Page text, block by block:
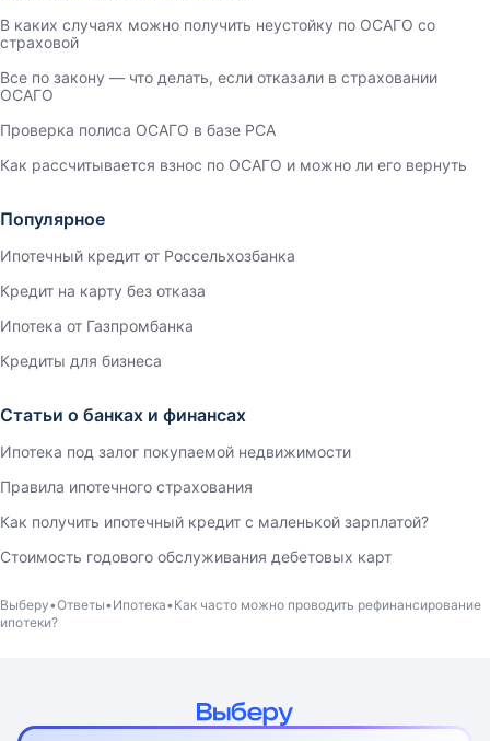
В каких случаях можно получить неустойку по ОСАГО со
страховой
Все по закону — что делать, если отказали в страховании
ОСАГО
Проверка полиса ОСАГО в базе РСА
Как рассчитывается взнос по ОСАГО и можно ли его вернуть
Популярное
Ипотечный кредит от Россельхозбанка
Кредит на карту без отказа
Ипотека от Газпромбанка
Кредиты для бизнеса
Статьи о банках и финансах
Ипотека под залог покупаемой недвижимости
Правила ипотечного страхования
Как получить ипотечный кредит с маленькой зарплатой?
Стоимость годового обслуживания дебетовых карт
Выберу Ответы Ипотека Как часто можно проводить рефинансирование
ипотеки?